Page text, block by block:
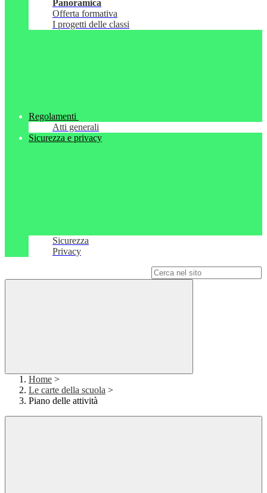
Panoramica
Offerta formativa
I progetti delle classi
Regolamenti
Atti generali
Sicurezza e privacy
Sicurezza
Privacy
Home >
Le carte della scuola >
Piano delle attività